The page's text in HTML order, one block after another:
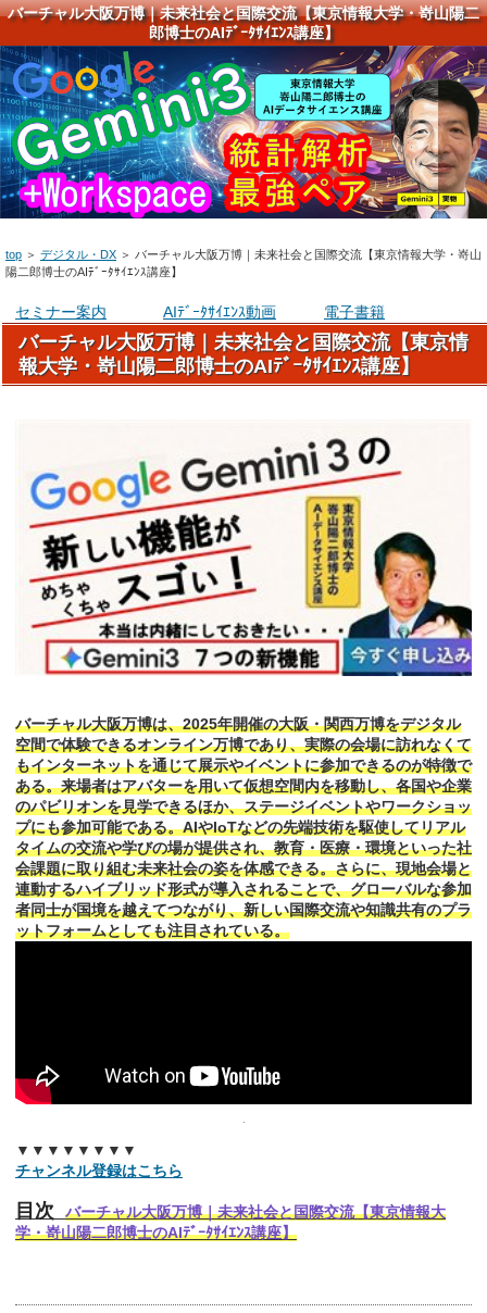
バーチャル大阪万博｜未来社会と国際交流【東京情報大学・嵜山陽二
郎博士のAIﾃﾞｰﾀｻｲｴﾝｽ講座】
top ＞ デジタル・DX ＞ バーチャル大阪万博｜未来社会と国際交流【東京情報大学・嵜山
陽二郎博士のAIﾃﾞｰﾀｻｲｴﾝｽ講座】
セミナー案内 AIﾃﾞｰﾀｻｲｴﾝｽ動画 電子書籍
バーチャル大阪万博｜未来社会と国際交流【東京情
報大学・嵜山陽二郎博士のAIﾃﾞｰﾀｻｲｴﾝｽ講座】
バーチャル大阪万博は、2025年開催の大阪・関西万博をデジタル
空間で体験できるオンライン万博であり、実際の会場に訪れなくて
もインターネットを通じて展示やイベントに参加できるのが特徴で
ある。来場者はアバターを用いて仮想空間内を移動し、各国や企業
のパビリオンを見学できるほか、ステージイベントやワークショッ
プにも参加可能である。AIやIoTなどの先端技術を駆使してリアル
タイムの交流や学びの場が提供され、教育・医療・環境といった社
会課題に取り組む未来社会の姿を体感できる。さらに、現地会場と
連動するハイブリッド形式が導入されることで、グローバルな参加
者同士が国境を越えてつながり、新しい国際交流や知識共有のプラ
ットフォームとしても注目されている。
▼▼▼▼▼▼▼▼
チャンネル登録はこちら
目次
バーチャル大阪万博｜未来社会と国際交流【東京情報大
学・嵜山陽二郎博士のAIﾃﾞｰﾀｻｲｴﾝｽ講座】